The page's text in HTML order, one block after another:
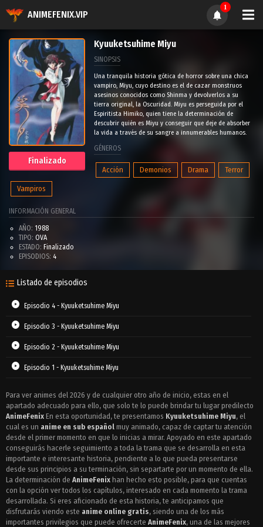
ANIMEFENIX.VIP
1
Finalizado
Kyuuketsuhime Miyu
SINOPSIS
Una tranquila historia gótica de horror sobre una chica
vampiro, Miyu, cuyo destino es el de cazar monstruos
asesinos conocidos como Shinma y devolverlos a su
tierra original, la Oscuridad. Miyu es perseguida por el
Espiritista Himiko, quien tiene la determinación de
descubrir quién es Miyu y conseguir que deje de absorber
la vida a través de su sangre a innumerables humanos.
GÉNEROS
Acción Demonios Drama Terror
Vampiros
INFORMACIÓN GENERAL
AÑO: 1988
TIPO: OVA
ESTADO: Finalizado
EPISODIOS: 4
Listado de episodios
Episodio 4 - Kyuuketsuhime Miyu
Episodio 3 - Kyuuketsuhime Miyu
Episodio 2 - Kyuuketsuhime Miyu
Episodio 1 - Kyuuketsuhime Miyu
Para ver animes del 2026 y de cualquier otro año de inicio, estas en el
apartado adecuado para ello, que solo te lo puede brindar tu lugar predilecto
AnimeFenix En esta oportunidad, te presentamos Kyuuketsuhime Miyu, el
cual es un anime en sub español muy animado, capaz de captar tu atención
desde el primer momento en que lo inicias a mirar. Apoyado en este apartado
conseguirás hacerle seguimiento a toda la trama que se desarrolla en esta
importante e interesante historia, pendiente a lo que pueda presentarse
desde sus principios a su terminación, sin separtarte por un momento de ella.
La determinación de AnimeFenix han hecho esto posible, para que cuentas
con la opción ver todos los capítulos, interesado en cada momento la trama
desarrollada. Si eres aficionado de esta historia, te anticipamos que
disfrutarás viendo este anime online gratis, siendo una de los más
importantes privilegios que puede ofrecerte AnimeFenix, una de las mejores